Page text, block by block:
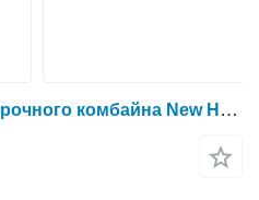
Звездочка для зерноуборочного комбайна New Holland CR9090